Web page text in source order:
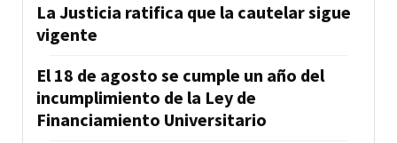
La Justicia ratifica que la cautelar sigue
vigente
El 18 de agosto se cumple un año del
incumplimiento de la Ley de
Financiamiento Universitario